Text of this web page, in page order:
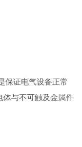
保证电气设备正常
体与不可触及金属件